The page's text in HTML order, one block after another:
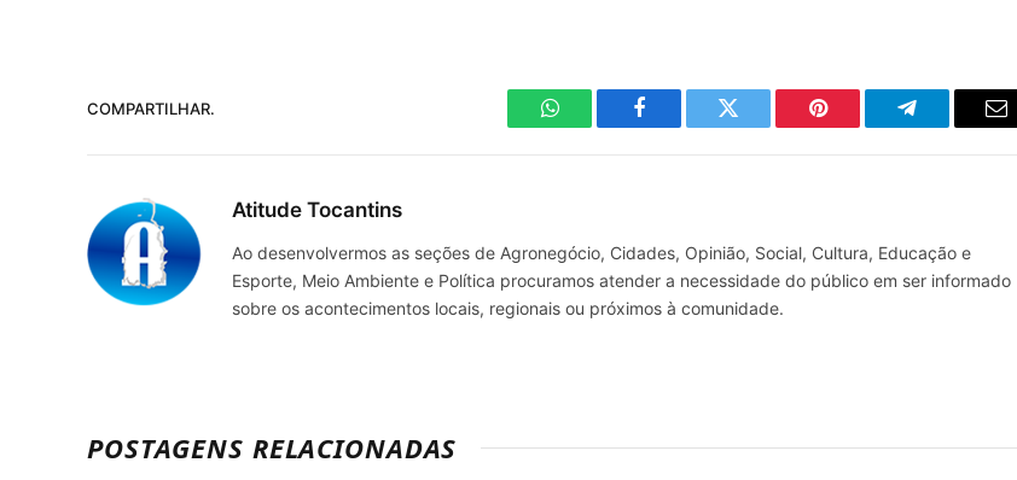
COMPARTILHAR.
WhatsAppFacebook Twitter Pinterest TelegramaE-
Atitude Tocantins
Ao desenvolvermos as seções de Agronegócio, Cidades, Opinião, Social, Cultura, Educação e
Esporte, Meio Ambiente e Política procuramos atender a necessidade do público em ser informado
sobre os acontecimentos locais, regionais ou próximos à comunidade.
POSTAGENS RELACIONADAS